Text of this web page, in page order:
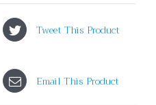
Tweet This Product
Email This Product